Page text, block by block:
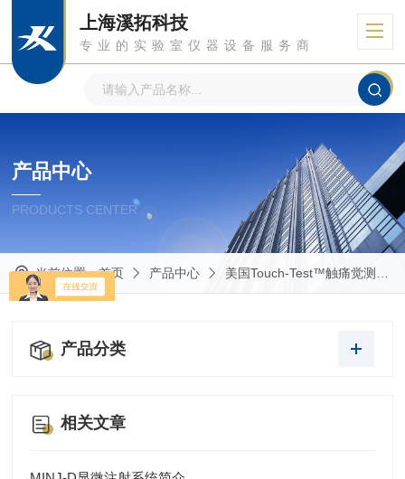
上海溪拓科技
专业的实验室仪器设备服务商
产品中心
PRODUCTS CENTER
当前位置：首页 产品中心 美国Touch-Test™触痛觉测试
产品分类
相关文章